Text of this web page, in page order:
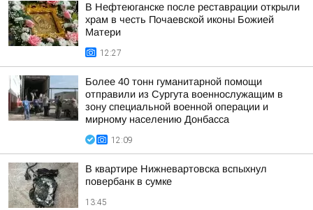
В Нефтеюганске после реставрации открыли
храм в честь Почаевской иконы Божией
Матери
12:27
Более 40 тонн гуманитарной помощи
отправили из Сургута военнослужащим в
зону специальной военной операции и
мирному населению Донбасса
12:09
В квартире Нижневартовска вспыхнул
повербанк в сумке
13:45